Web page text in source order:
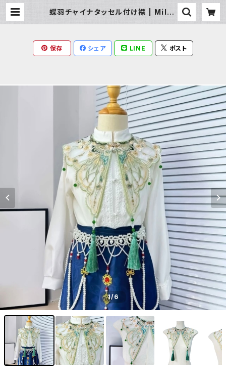
蝶羽チャイナタッセル付け襟 | Milky
保存 シェア LINE ポスト
1/6